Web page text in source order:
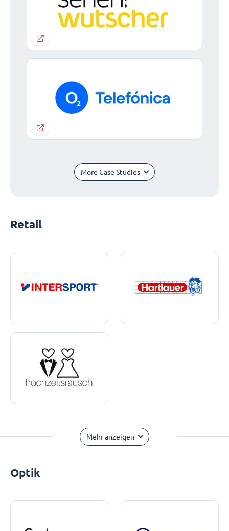
More Case Studies
Retail
Mehr anzeigen
Optik